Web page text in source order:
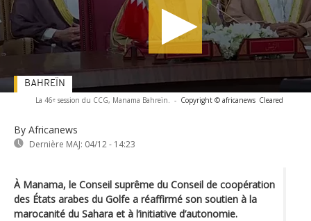
La 46ᵉ session du CCG, Manama Bahreïn. - Copyright © africanews Cleared
By Africanews
Dernière MAJ: 04/12 - 14:23
BAHREÏN
À Manama, le Conseil suprême du Conseil de coopération
des États arabes du Golfe a réaffirmé son soutien à la
marocanité du Sahara et à l’initiative d’autonomie.